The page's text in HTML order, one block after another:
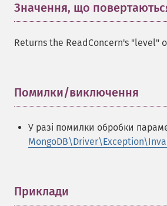
Значення, що
Returns the ReadConcern's "level"
Помилки/виключення
У разі помилки обробки
Приклади